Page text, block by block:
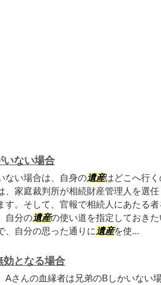
いない場合
ない場合は、自身の遺産はどこへ行
、家庭裁判所が相続財産管理人を選
す。そして、官報で相続人にあたる
自分の遺産の使い道を指定しておき
、自分の思った通りに 遺産を使...
効となる場合
Aさんの血縁者は兄弟のBしかいない